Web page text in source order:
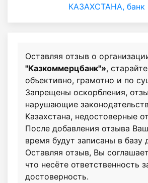
КАЗАХСТАНА,
Оставляя отзыв о
"Казкоммерцбанк"»,
объективно, грамотно и по
Запрещены оскорбления,
нарушающие
Казахстана, недостоверные
После добавления отзыва
время будут записаны в базу
Оставляя отзыв, Вы
что несёте ответственность
достоверность.